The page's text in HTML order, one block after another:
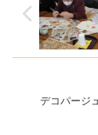
デコパージ